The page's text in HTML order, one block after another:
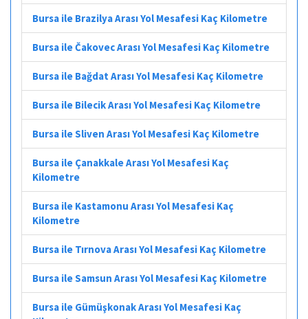
Bursa ile Brazilya Arası Yol Mesafesi Kaç Kilometre
Bursa ile Čakovec Arası Yol Mesafesi Kaç Kilometre
Bursa ile Bağdat Arası Yol Mesafesi Kaç Kilometre
Bursa ile Bilecik Arası Yol Mesafesi Kaç Kilometre
Bursa ile Sliven Arası Yol Mesafesi Kaç Kilometre
Bursa ile Çanakkale Arası Yol Mesafesi Kaç
Kilometre
Bursa ile Kastamonu Arası Yol Mesafesi Kaç
Kilometre
Bursa ile Tırnova Arası Yol Mesafesi Kaç Kilometre
Bursa ile Samsun Arası Yol Mesafesi Kaç Kilometre
Bursa ile Gümüşkonak Arası Yol Mesafesi Kaç